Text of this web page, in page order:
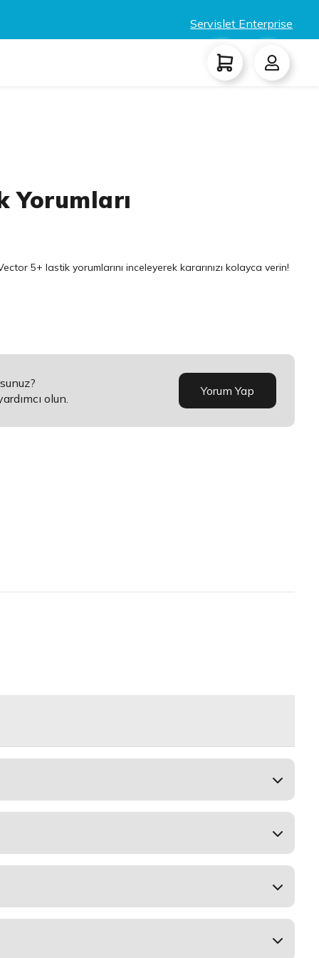
Servislet Enterprise
Yorumları
5+ lastik yorumlarını inceleyerek kararınızı kolayca verin!
olun.
Yorum Yap